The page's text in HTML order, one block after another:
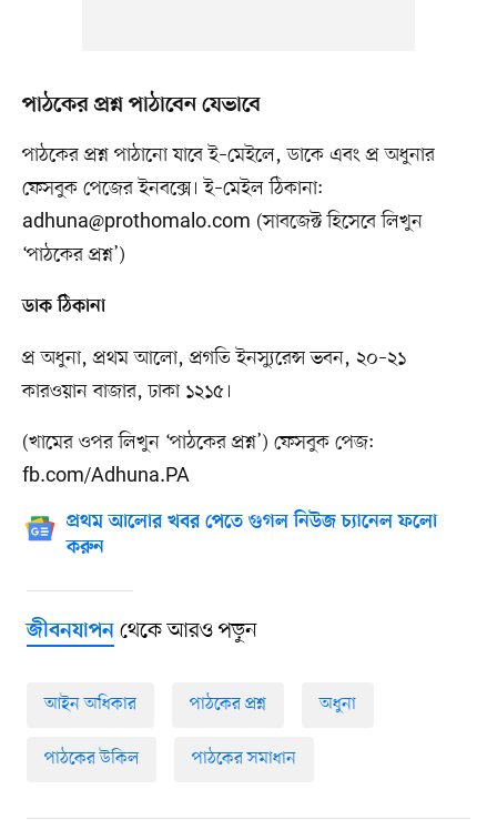
পাঠকের প্রশ্ন পাঠাবেন যেভাবে
পাঠকের প্রশ্ন পাঠানো যাবে ই–মেইলে, ডাকে এবং প্র অধুনার
ফেসবুক পেজের ইনবক্সে। ই–মেইল ঠিকানা:
adhuna@prothomalo.com (সাবজেক্ট হিসেবে লিখুন
‘পাঠকের প্রশ্ন’)
ডাক ঠিকানা
প্র অধুনা, প্রথম আলো, প্রগতি ইনস্যুরেন্স ভবন, ২০–২১
কারওয়ান বাজার, ঢাকা ১২১৫।
(খামের ওপর লিখুন ‘পাঠকের প্রশ্ন’) ফেসবুক পেজ:
fb.com/Adhuna.PA
প্রথম আলোর খবর পেতে গুগল নিউজ চ্যানেল ফলো
করুন
জীবনযাপনথেকে আরও পড়ুন
আইন অধিকার পাঠকের প্রশ্ন অধুনা
পাঠকের উকিল পাঠকের সমাধান